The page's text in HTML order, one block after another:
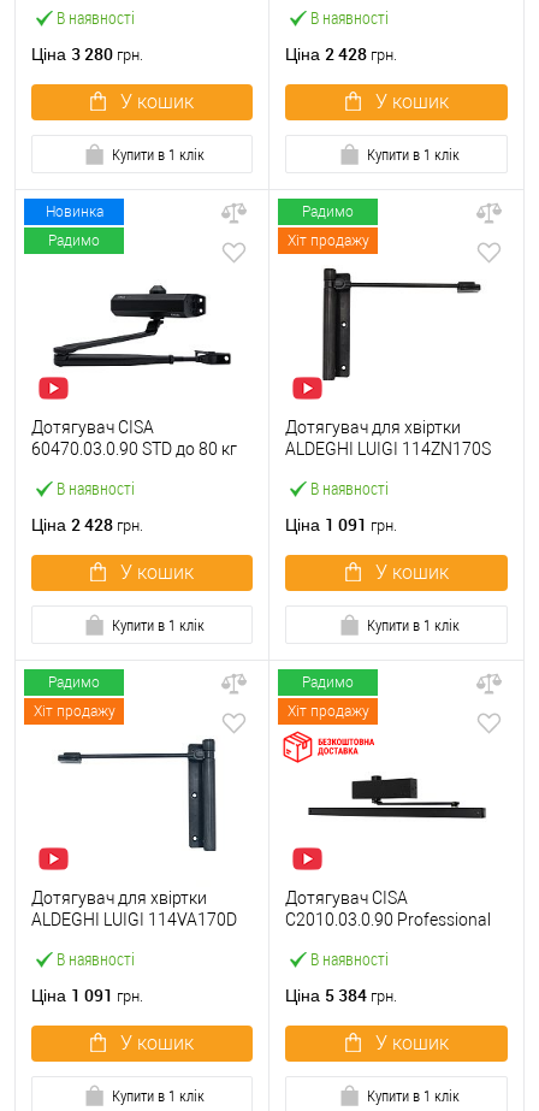
В наявності
Ціна 3 280 грн.
У кошик
Купити в 1 клік
В наявності
Ціна 2 428 грн.
У кошик
Купити в 1 клік
Новинка
Радимо
В наявності
Дотягувач CISA
60470.03.0.90 STD до 80 кг
Ціна 2 428 грн.
У кошик
Купити в 1 клік
Радимо
Хіт продажу
В наявності
Дотягувач для хвіртки
ALDEGHI LUIGI 114ZN170S
Ціна 1 091 грн.
У кошик
Купити в 1 клік
Радимо
Хіт продажу
В наявності
Дотягувач для хвіртки
ALDEGHI LUIGI 114VA170D
Ціна 1 091 грн.
У кошик
Купити в 1 клік
Радимо
Хіт продажу
В наявності
Дотягувач CISA
C2010.03.0.90 Professional
чорний
Ціна 5 384 грн.
У кошик
Купити в 1 клік